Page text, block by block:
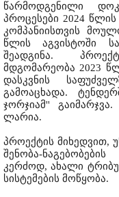
წარმოდგენილი
პროცესები 2024 წლის
კომპანიისთვის
წლის აგვისტოში
შეადგინა.
მდგომარეობა 2023
დასკვნის
გამოაცხადა.
ჯორჯიამ''
ლარია.
პროექტის მიხედვით,
შენობა-
კერძოდ, ახალი
სისტემების მოწყობა.